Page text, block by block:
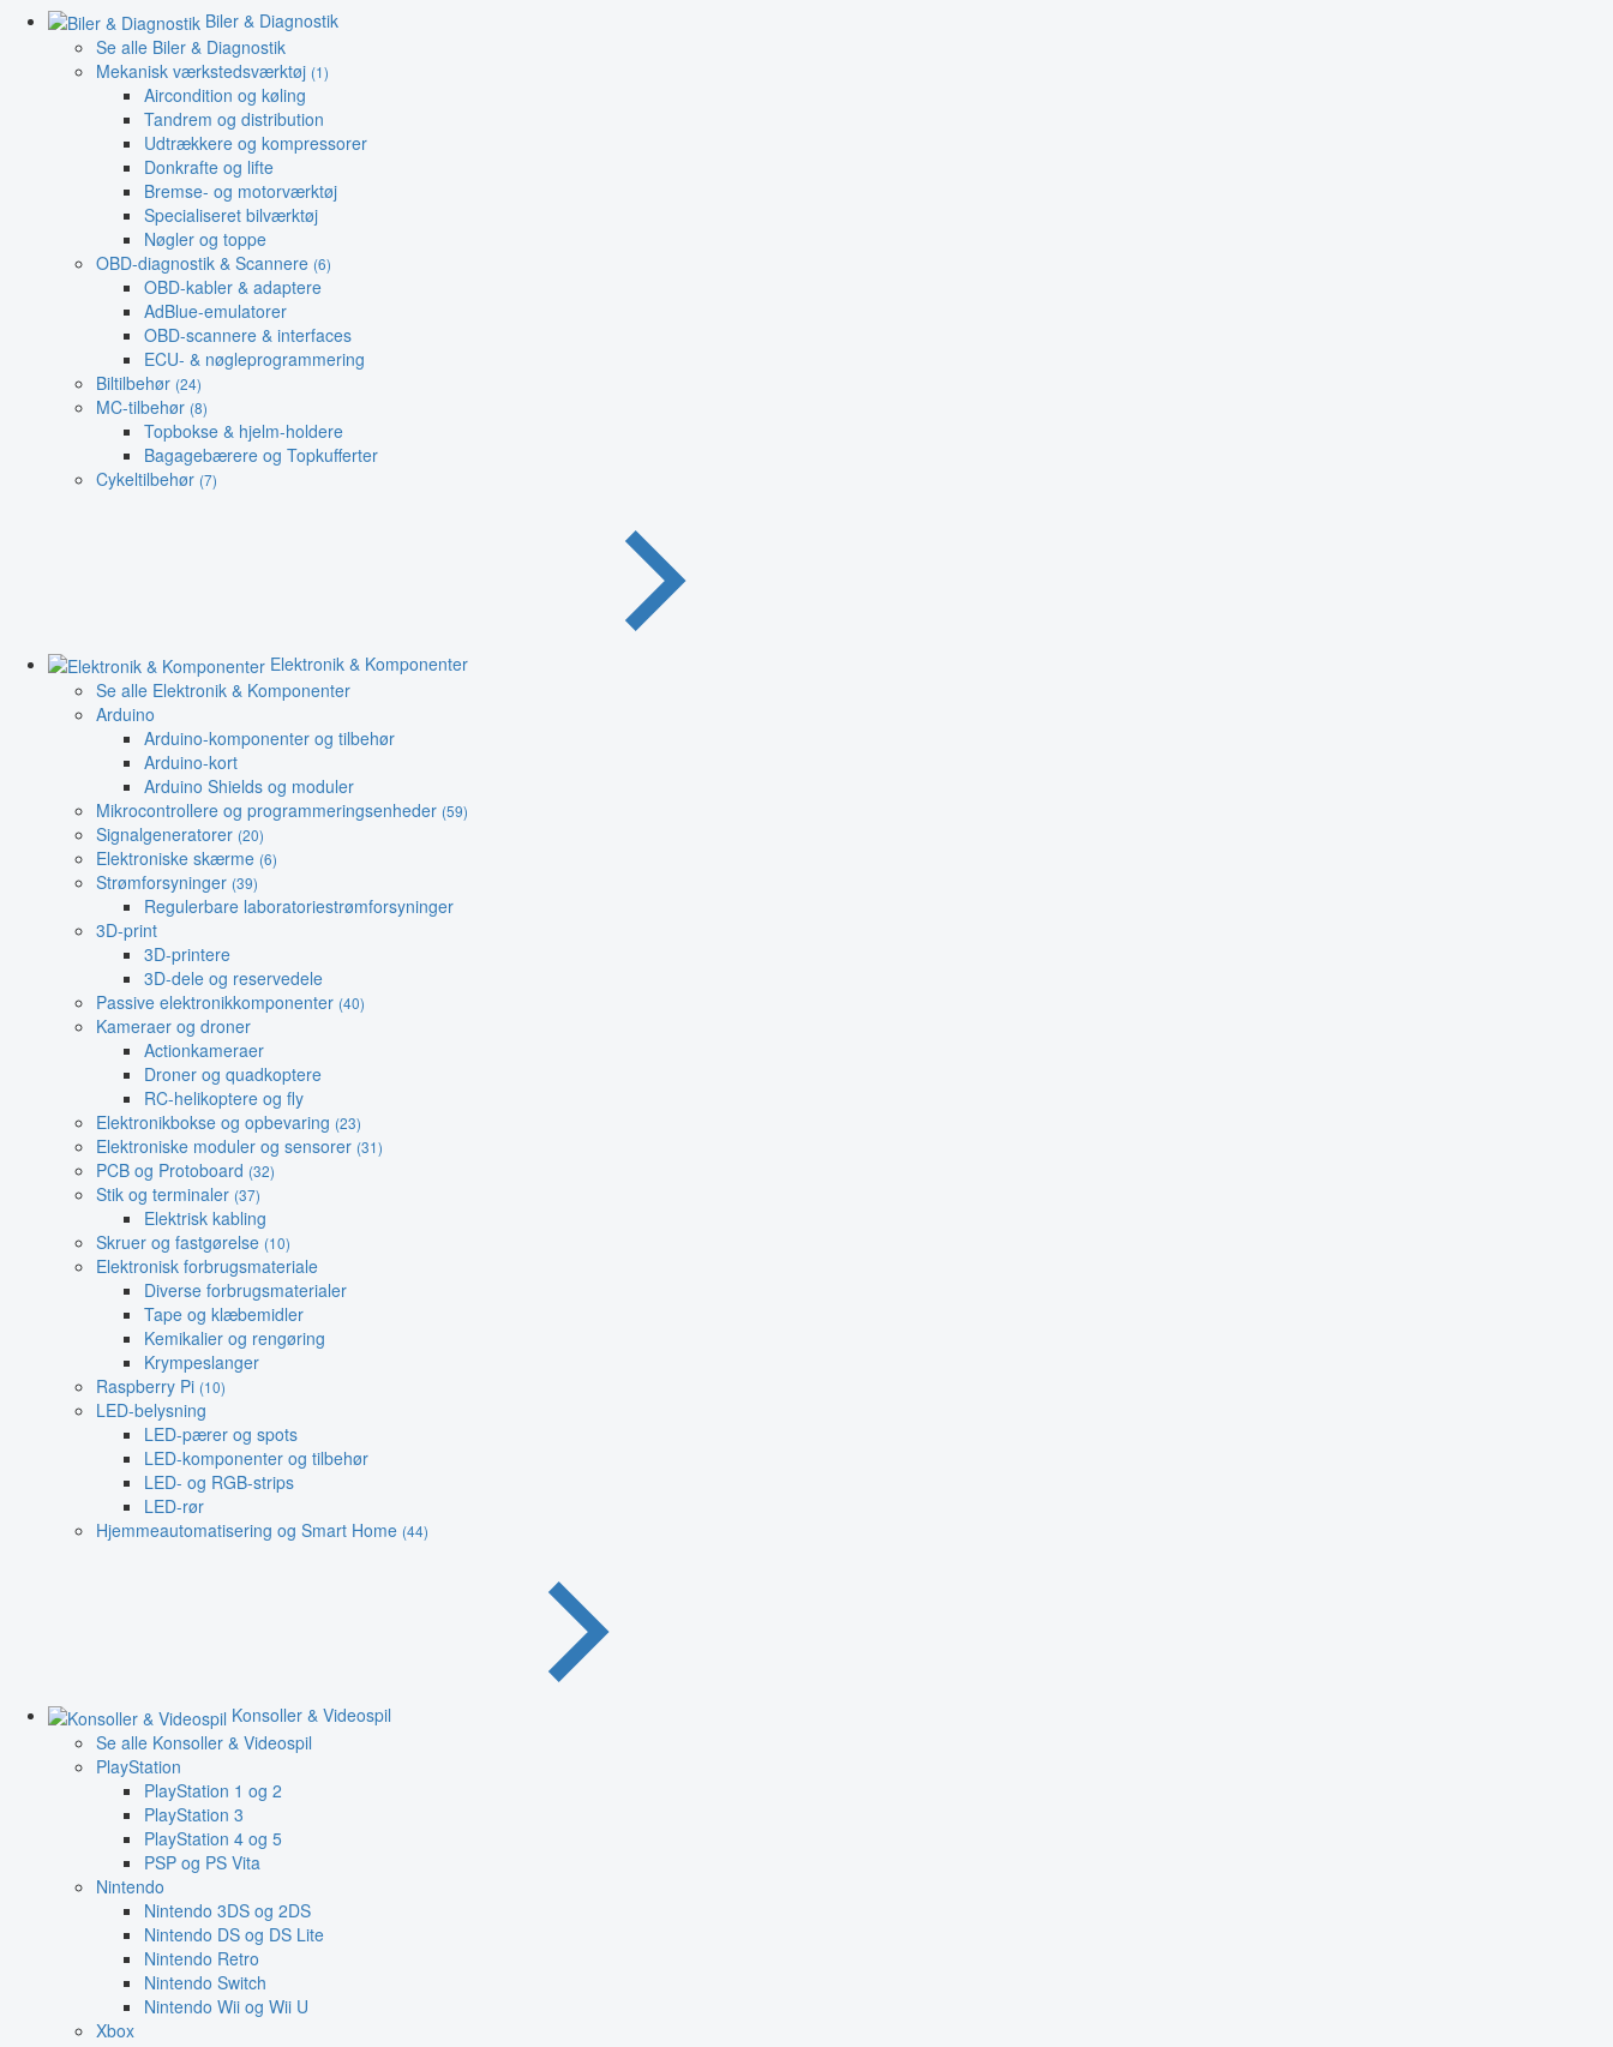
Biler & Diagnostik
Se alle Biler & Diagnostik
Mekanisk værkstedsværktøj (1)
Aircondition og køling
Tandrem og distribution
Udtrækkere og kompressorer
Donkrafte og lifte
Bremse- og motorværktøj
Specialiseret bilværktøj
Nøgler og toppe
OBD-diagnostik & Scannere (6)
OBD-kabler & adaptere
AdBlue-emulatorer
OBD-scannere & interfaces
ECU- & nøgleprogrammering
Biltilbehør (24)
MC-tilbehør (8)
Topbokse & hjelm-holdere
Bagagebærere og Topkufferter
Cykeltilbehør (7)
Elektronik & Komponenter
Se alle Elektronik & Komponenter
Arduino
Arduino-komponenter og tilbehør
Arduino-kort
Arduino Shields og moduler
Mikrocontrollere og programmeringsenheder (59)
Signalgeneratorer (20)
Elektroniske skærme (6)
Strømforsyninger (39)
Regulerbare laboratoriestrømforsyninger
3D-print
3D-printere
3D-dele og reservedele
Passive elektronikkomponenter (40)
Kameraer og droner
Actionkameraer
Droner og quadkoptere
RC-helikoptere og fly
Elektronikbokse og opbevaring (23)
Elektroniske moduler og sensorer (31)
PCB og Protoboard (32)
Stik og terminaler (37)
Elektrisk kabling
Skruer og fastgørelse (10)
Elektronisk forbrugsmateriale
Diverse forbrugsmaterialer
Tape og klæbemidler
Kemikalier og rengøring
Krympeslanger
Raspberry Pi (10)
LED-belysning
LED-pærer og spots
LED-komponenter og tilbehør
LED- og RGB-strips
LED-rør
Hjemmeautomatisering og Smart Home (44)
Konsoller & Videospil
Se alle Konsoller & Videospil
PlayStation
PlayStation 1 og 2
PlayStation 3
PlayStation 4 og 5
PSP og PS Vita
Nintendo
Nintendo 3DS og 2DS
Nintendo DS og DS Lite
Nintendo Retro
Nintendo Switch
Nintendo Wii og Wii U
Xbox